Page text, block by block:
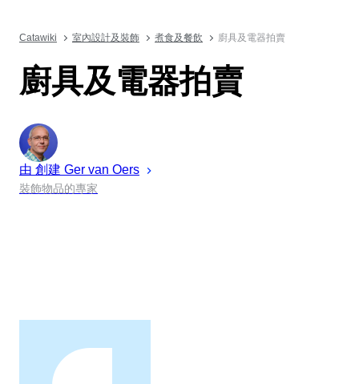
Catawiki 室內設計及裝飾 煮食及餐飲 廚具及電器拍賣
廚具及電器拍賣
由 創建 Ger van Oers
裝飾物品的專家